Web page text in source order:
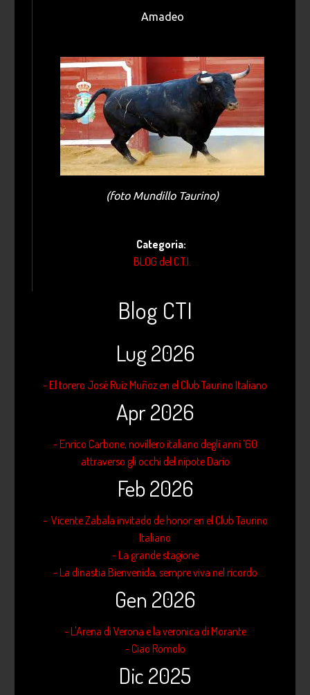
Amadeo
(foto Mundillo Taurino)
Categoria:
BLOG del C.T.I.
Blog CTI
Lug 2026
- El torero José Ruiz Muñoz en el Club Taurino Italiano
Apr 2026
- Enrico Carbone, novillero italiano degli anni ’60
attraverso gli occhi del nipote Dario
Feb 2026
- Vicente Zabala invitado de honor en el Club Taurino
Italiano
- La grande stagione
- La dinastia Bienvenida, sempre viva nel ricordo
Gen 2026
- L'Arena di Verona e la veronica di Morante
- Ciao Romolo
Dic 2025